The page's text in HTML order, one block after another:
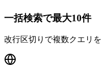
一括検索で最大10件
改行区切りで複数クエリ